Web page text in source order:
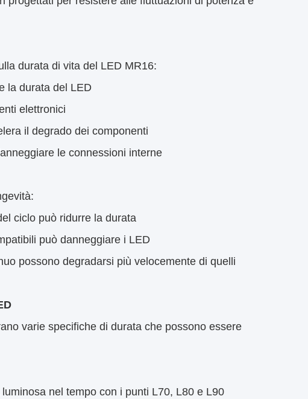
durata di vita del LED MR16:
la durata del LED
elettronici
il degrado dei componenti
le connessioni interne
ciclo può ridurre la durata
può danneggiare i LED
possono degradarsi più velocemente di quelli
varie specifiche di durata che possono essere
nel tempo con i punti L70, L80 e L90